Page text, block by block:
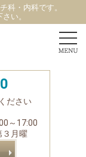
科 ・ 内科です。
い。
ださい
～17:00
月曜